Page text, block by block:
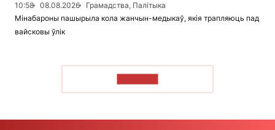
10:58
08.08.2026
Грамадства, Палітыка
Мінабароны пашырыла кола жанчын-медыкаў, якія трапляюць пад
вайсковы ўлік